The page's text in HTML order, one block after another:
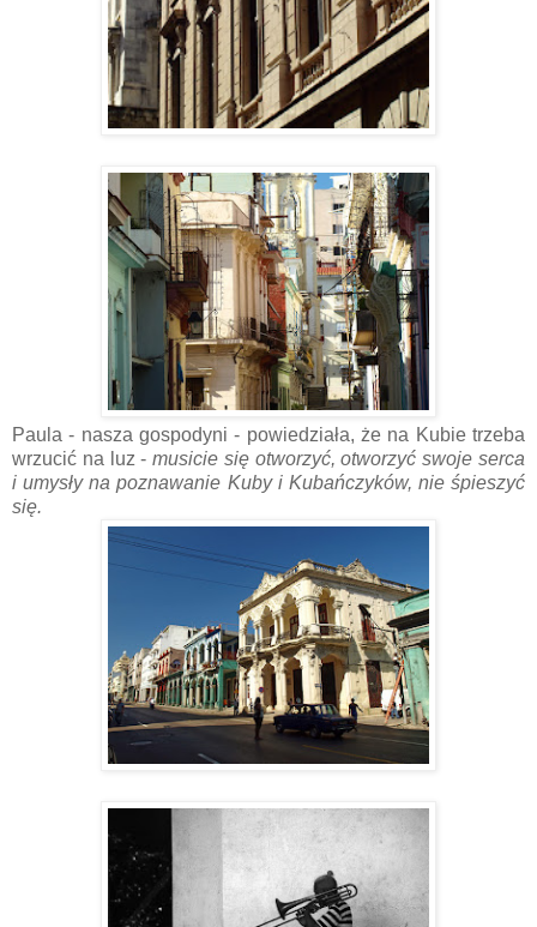
Paula - nasza gospodyni - powiedziała, że na Kubie trzeba
wrzucić na luz -musicie się otworzyć, otworzyć swoje serca
i umysły na poznawanie Kuby i Kubańczyków, nie śpieszyć
się.